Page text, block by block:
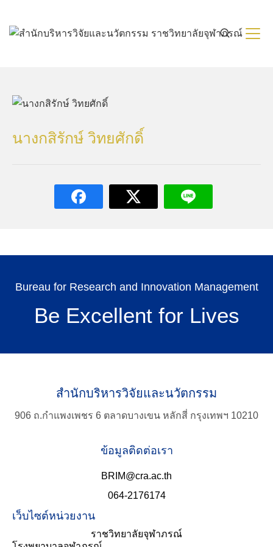
content
นางกสิรักษ์ วิทยศักดิ์
Bureau for Research and Innovation Management
Be Excellent for Lives
สำนักบริหารวิจัยและนวัตกรรม
906 ถ.กำแพงเพชร 6 ตลาดบางเขน หลักสี่ กรุงเทพฯ 10210
ข้อมูลติดต่อเรา
BRIM@cra.ac.th
064-2176174
เว็บไซต์หน่วยงาน
ราชวิทยาลัยจุฬาภรณ์